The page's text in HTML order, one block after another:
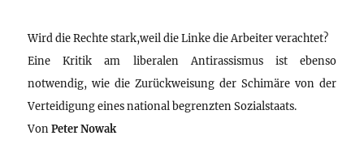
Wird die Rechte stark,weil die Linke die Arbeiter verachtet?
Eine Kritik am liberalen Antirassismus ist ebenso
notwendig, wie die Zurückweisung der Schimäre von der
Verteidigung eines national begrenzten Sozialstaats.
VonPeter Nowak